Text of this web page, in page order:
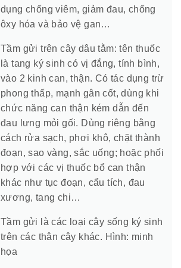
dụng chống viêm, giảm đau, chống
ôxy hóa và bảo vệ gan…
Tầm gửi trên cây dâu tằm: tên thuốc
là tang ký sinh có vị đắng, tính bình,
vào 2 kinh can, thận. Có tác dụng trừ
phong thấp, mạnh gân cốt, dùng khi
chức năng can thận kém dẫn đến
đau lưng mỏi gối. Dùng riêng bằng
cách rửa sạch, phơi khô, chặt thành
đoạn, sao vàng, sắc uống; hoặc phối
hợp với các vị thuốc bổ can thận
khác như tục đoạn, cẩu tích, đau
xương, tang chi…
Tầm gửi là các loại cây sống ký sinh
trên các thân cây khác. Hình: minh
họa